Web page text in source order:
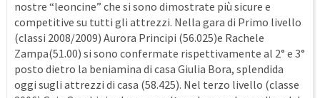
nostre “leoncine” che si sono dimostrate più sicure e
competitive su tutti gli attrezzi. Nella gara di Primo livello
(classi 2008/2009) Aurora Principi (56.025)e Rachele
Zampa(51.00) si sono confermate rispettivamente al 2° e 3°
posto dietro la beniamina di casa Giulia Bora, splendida
oggi sugli attrezzi di casa (58.425). Nel terzo livello (classe